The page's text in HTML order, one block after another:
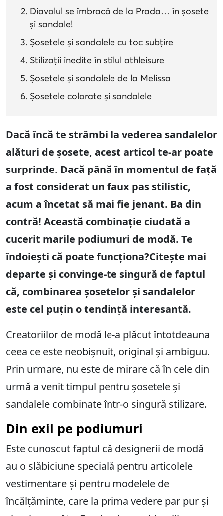
Diavolul se îmbracă de la Prada… în șosete
și sandale!
Șosetele și sandalele cu toc subțire
Stilizații inedite în stilul athleisure
Șosetele și sandalele de la Melissa
Șosetele colorate și sandalele
Dacă încă te strâmbi la vederea sandalelor
alături de șosete, acest articol te-ar poate
surprinde. Dacă până în momentul de față
a fost considerat un faux pas stilistic,
acum a încetat să mai fie jenant. Ba din
contră! Această combinație ciudată a
cucerit marile podiumuri de modă. Te
îndoiești că poate funcționa?Citește mai
departe și convinge-te singură de faptul
că, combinarea șosetelor și sandalelor
este cel puțin o tendință interesantă.
Creatoriilor de modă le-a plăcut întotdeauna
ceea ce este neobișnuit, original și ambiguu.
Prin urmare, nu este de mirare că în cele din
urmă a venit timpul pentru șosetele și
sandalele combinate într-o singură stilizare.
Din exil pe podiumuri
Este cunoscut faptul că designerii de modă
au o slăbiciune specială pentru articolele
vestimentare și pentru modelele de
încălțăminte, care la prima vedere par pur și